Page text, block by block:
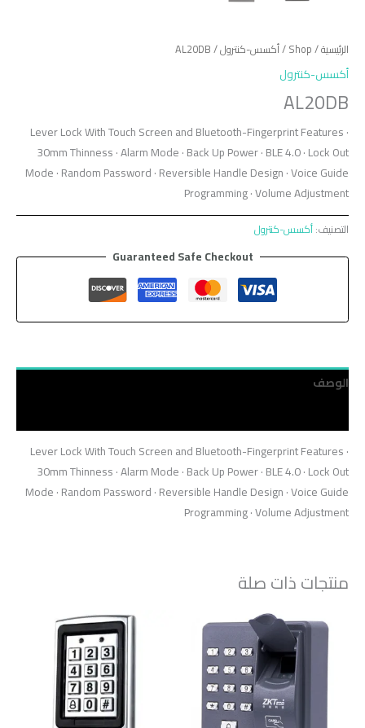
الرئيسية/
Shop
/أكسس-كنترول/ AL20DB
أكسس-كنترول
AL20DB
Lever Lock With Touch Screen and Bluetooth-Fingerprint Features ·
30mm Thinness · Alarm Mode · Back Up Power · BLE 4.0 · Lock Out
Mode · Random Password · Reversible Handle Design · Voice Guide
Programming · Volume Adjustment
التصنيف:أكسس-كنترول
Guaranteed Safe Checkout
الوصف
Lever Lock With Touch Screen and Bluetooth-Fingerprint Features ·
30mm Thinness · Alarm Mode · Back Up Power · BLE 4.0 · Lock Out
Mode · Random Password · Reversible Handle Design · Voice Guide
Programming · Volume Adjustment
منتجات ذات صلة